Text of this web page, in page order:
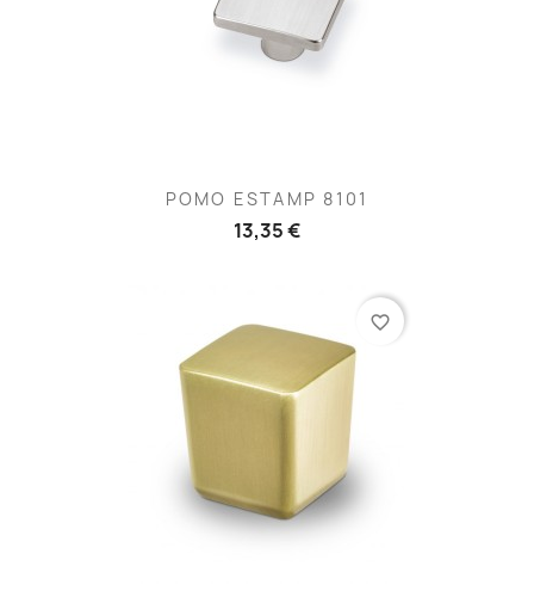
POMO ESTAMP 8101
13,35 €
favorite_border